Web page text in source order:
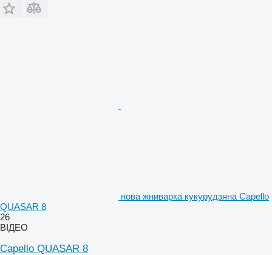
нова жниварка кукурудзяна Capello
QUASAR 8
26
ВІДЕО
Capello QUASAR 8